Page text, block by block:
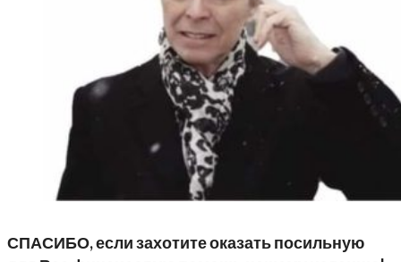
СПАСИБО, если захотите оказать посильную